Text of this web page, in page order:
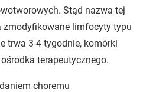
Stąd nazwa tej
zmodyfikowane limfocyty typu
trwa 3-4 tygodnie, komórki
terapeutycznego.
choremu